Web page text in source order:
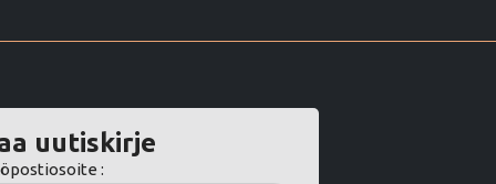
uutiskirje
: